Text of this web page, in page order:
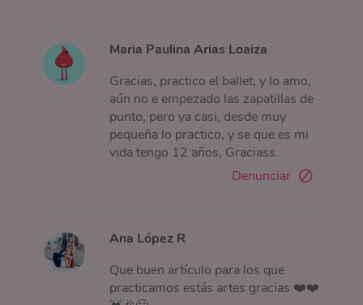
Maria Paulina Arias Loaiza
Gracias, practico el ballet, y lo amo,
aún no e empezado las zapatillas de
punto, pero ya casi, desde muy
pequeña lo practico, y se que es mi
vida tengo 12 años, Graciass.
Denunciar
Ana López R
Que buen artículo para los que
practicamos estás artes gracias ❤️❤️